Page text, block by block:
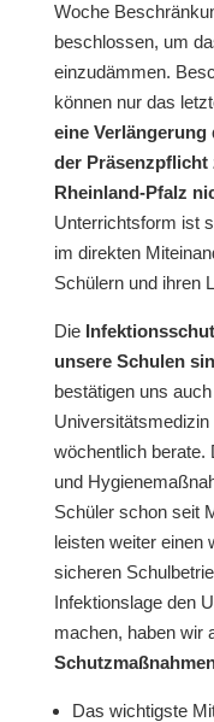
Woche
beschlossen, um
einzudämmen.
können nur das
eine
der Präsenzpflicht
Rheinland-Pfalz
Unterrichtsform ist
im direkten
Schülern und ihren
Die
unsere Schulen
bestätigen uns
wöchentlich berate.
und
Schüler schon seit
leisten weiter einen
sicheren
Infektionslage den
machen, haben wir
Das wichtigste